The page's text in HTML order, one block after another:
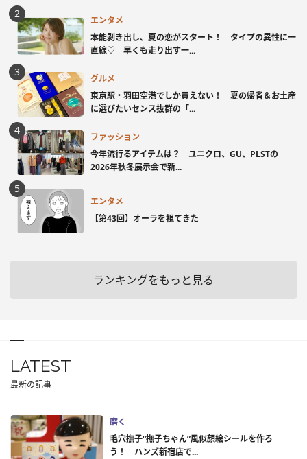
エンタメ
本能剥き出し、夏の恋がスタート！ タイプの異性に一
直線♡ 早くも走り出す一...
グルメ
東京駅・羽田空港でしか買えない！ 夏の帰省＆お土産
に選びたいセンス抜群の「...
ファッション
今年流行るアイテムは？ ユニクロ、GU、PLSTの
2026年秋冬展示会で新...
エンタメ
【第43回】オーラを視てきた
ランキングをもっと見る
LATEST
最新の記事
磨く
毛穴撫子“撫子ちゃん”風似顔絵シールを作ろ
う！ ハンズ新宿店で...